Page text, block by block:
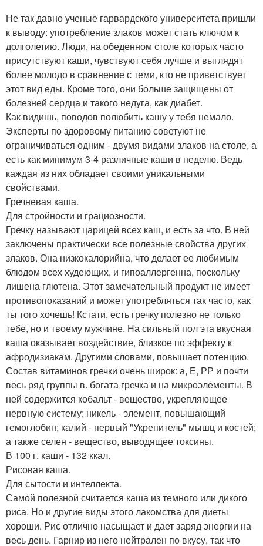
Не так давно ученые гарвардского университета пришли
к выводу: употребление злаков может стать ключом к
долголетию. Люди, на обеденном столе которых часто
присутствуют каши, чувствуют себя лучше и выглядят
более молодо в сравнение с теми, кто не приветствует
этот вид еды. Кроме того, они больше защищены от
болезней сердца и такого недуга, как диабет.
Как видишь, поводов полюбить кашу у тебя немало.
Эксперты по здоровому питанию советуют не
ограничиваться одним - двумя видами злаков на столе, а
есть как минимум 3-4 различные каши в неделю. Ведь
каждая из них обладает своими уникальными
свойствами.
Гречневая каша.
Для стройности и грациозности.
Гречку называют царицей всех каш, и есть за что. В ней
заключены практически все полезные свойства других
злаков. Она низкокалорийна, что делает ее любимым
блюдом всех худеющих, и гипоаллергенна, поскольку
лишена глютена. Этот замечательный продукт не имеет
противопоказаний и может употребляться так часто, как
ты того хочешь! Кстати, есть гречку полезно не только
тебе, но и твоему мужчине. На сильный пол эта вкусная
каша оказывает воздействие, близкое по эффекту к
афродизиакам. Другими словами, повышает потенцию.
Состав витаминов гречки очень широк: а, Е, РР и почти
весь ряд группы в. богата гречка и на микроэлементы. В
ней содержится кобальт - вещество, укрепляющее
нервную систему; никель - элемент, повышающий
гемоглобин; калий - первый "Укрепитель" мышц и костей;
а также селен - вещество, выводящее токсины.
В 100 г. каши - 132 ккал.
Рисовая каша.
Для сытости и интеллекта.
Самой полезной считается каша из темного или дикого
риса. Но и другие виды этого лакомства для диеты
хороши. Рис отлично насыщает и дает заряд энергии на
весь день. Гарнир из него нейтрален по вкусу, так что